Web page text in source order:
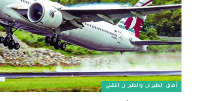
آفاق الطيران والطيران التقني